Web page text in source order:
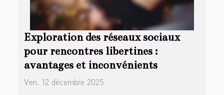
Exploration des réseaux sociaux
pour rencontres libertines :
avantages et inconvénients
Ven. 12 décembre 2025